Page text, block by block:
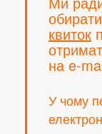
обирати
квиток
на e-
У чому